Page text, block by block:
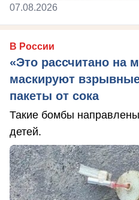
07.08.2026
В России
«Это рассчитано
маскируют
пакеты от сока
Такие бомбы
детей.